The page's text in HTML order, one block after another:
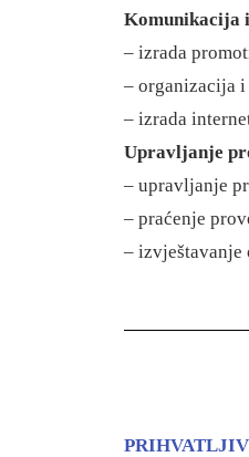
Komunikacija
– izrada
– organizacija
– izrada
Upravljanje
– upravljanje
– praćenje
– izvještavanje